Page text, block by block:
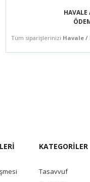
HAVALE
Tüm siparişlerinizi Havale /
KATEGORİLER
Tasavvuf